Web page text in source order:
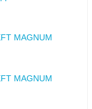
MAGNUM
MAGNUM